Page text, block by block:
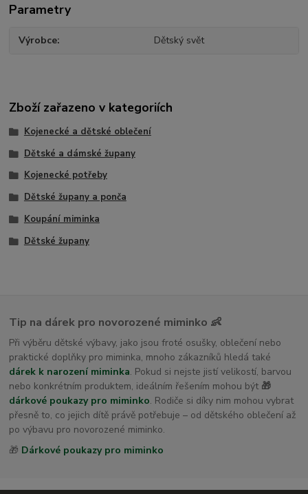
Parametry
Výrobce Dětský svět
Zboží zařazeno v kategoriích
Kojenecké a dětské oblečení
Dětské a dámské župany
Kojenecké potřeby
Dětské župany a ponča
Koupání miminka
Dětské župany
Tip na dárek pro novorozené miminko 👶
Při výběru dětské výbavy, jako jsou froté osušky, oblečení nebo
praktické doplňky pro miminka, mnoho zákazníků hledá také
dárek k narození miminka. Pokud si nejste jistí velikostí, barvou
nebo konkrétním produktem, ideálním řešením mohou být 🎁
dárkové poukazy pro miminko. Rodiče si díky nim mohou vybrat
přesně to, co jejich dítě právě potřebuje – od dětského oblečení až
po výbavu pro novorozené miminko.
🎁 Dárkové poukazy pro miminko